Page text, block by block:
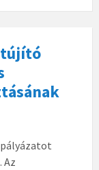
pályázatot
Az